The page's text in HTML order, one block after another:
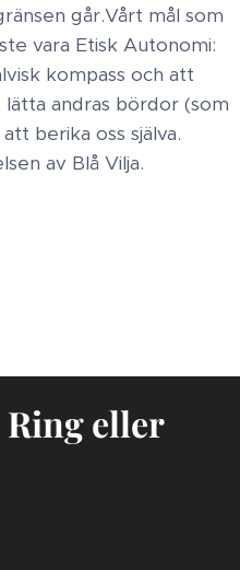
går. ​Vårt mål som
vara Etisk Autonomi:
kompass och att
andras bördor (som
berika oss själva.
av Blå Vilja.
eller